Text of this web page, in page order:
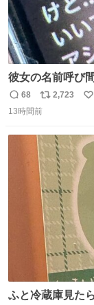
彼女の名前呼び
返
信
68
リ
ポ
ト
数
2,723
い
数
13時間前
ふと冷蔵庫見た